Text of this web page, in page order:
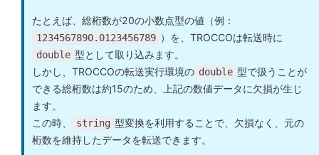
たとえば、総桁数が20の小数点型の値（例：
1234567890.0123456789 ）を、TROCCOは転送時に
double 型として取り込みます。
しかし、TROCCOの転送実行環境の double 型で扱うことが
できる総桁数は約15のため、上記の数値データに欠損が生じ
ます。
この時、
string 型変換を利用することで、欠損なく、元の
桁数を維持したデータを転送できます。